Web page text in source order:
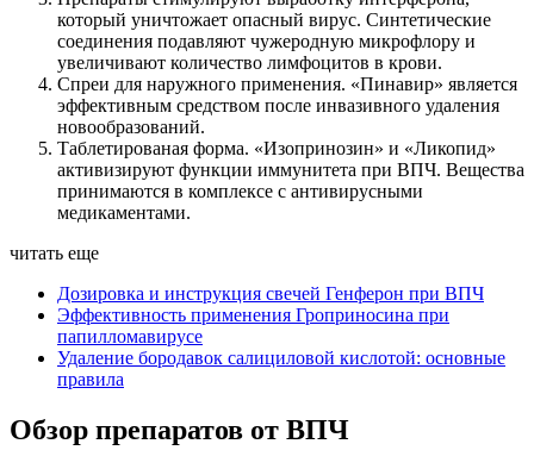
который уничтожает опасный вирус. Синтетические
соединения подавляют чужеродную микрофлору и
увеличивают количество лимфоцитов в крови.
Спреи для наружного применения. «Пинавир» является
эффективным средством после инвазивного удаления
новообразований.
Таблетированая форма. «Изопринозин» и «Ликопид»
активизируют функции иммунитета при ВПЧ. Вещества
принимаются в комплексе с антивирусными
медикаментами.
читать еще
Дозировка и инструкция свечей Генферон при ВПЧ
Эффективность применения Гроприносина при
папилломавирусе
Удаление бородавок салициловой кислотой: основные
правила
Обзор препаратов от ВПЧ